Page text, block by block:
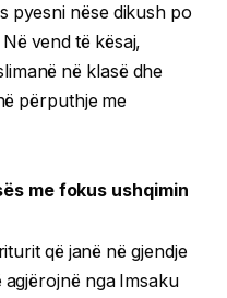
pyesni nëse dikush po
vend të kësaj,
në klasë dhe
përputhje me
me fokus ushqimin
që janë në gjendje
nga Imsaku